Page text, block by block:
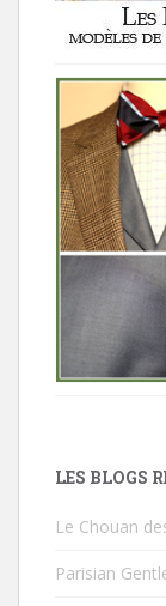
LES BLOGS
Le Chouan
Parisian